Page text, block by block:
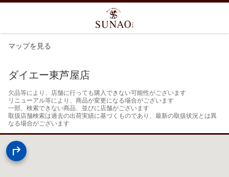
マップを見る
ダイエー東芦屋店
欠品等により、店舗に行っても購入できない可能性がございます
リニューアル等により、商品が変更になる場合がございます
一部、検索できない商品、並びに店舗がございます
取扱店舗検索は過去の出荷実績に基づくものであり、最新の取扱状況とは異
なる場合がございます